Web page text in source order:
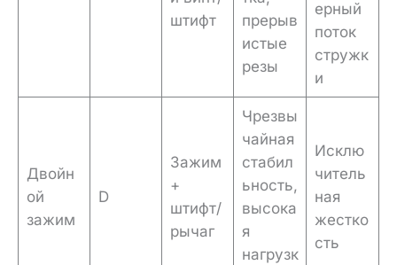
штифт
прерыв
истые
резы
ерный
поток
стружк
и
Двойн
ой
зажим
D
Зажим
+
штифт/
рычаг
Чрезвы
чайная
стабил
ьность,
высока
я
нагрузк
Исклю
читель
ная
жестко
сть